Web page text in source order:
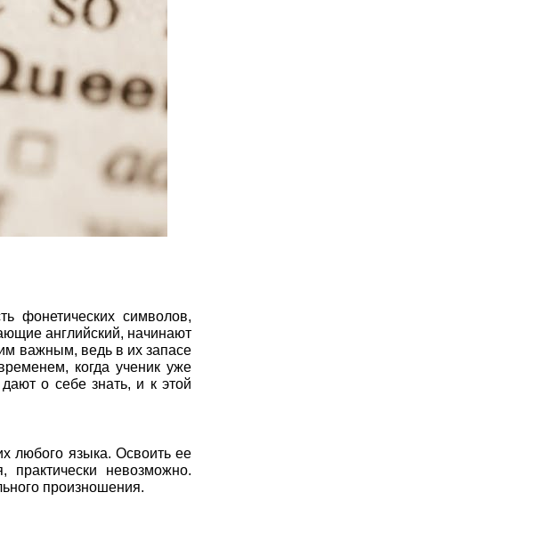
фонетических символов,
английский, начинают
важным, ведь в их запасе
когда ученик уже
о себе знать, и к этой
любого языка. Освоить ее
практически невозможно.
произношения.